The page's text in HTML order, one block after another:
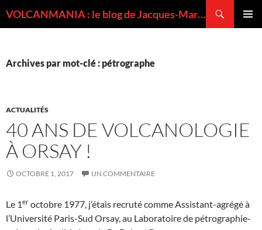
VOLCANMANIA : le blog de Jacques-Marie BARDINTZEFF, volcanologue
Archives par mot-clé : pétrographe
ACTUALITÉS
40 ANS DE VOLCANOLOGIE
À ORSAY !
OCTOBRE 1, 2017 UN COMMENTAIRE
Le 1er octobre 1977, j’étais recruté comme Assistant-agrégé à
l’Université Paris-Sud Orsay, au Laboratoire de pétrographie-